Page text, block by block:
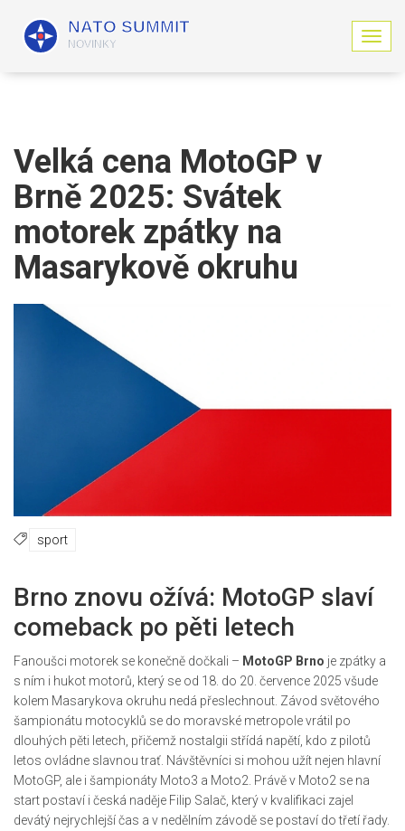
Z
o
Velká cena MotoGP v
Brně 2025: Svátek
motorek zpátky na
Masarykově okruhu
sport
Brno znovu ožívá: MotoGP slaví
comeback po pěti letech
Fanoušci motorek se konečně dočkali – MotoGP Brno je zpátky a
s ním i hukot motorů, který se od 18. do 20. července 2025 všude
kolem Masarykova okruhu nedá přeslechnout. Závod světového
šampionátu motocyklů se do moravské metropole vrátil po
dlouhých pěti letech, přičemž nostalgii střídá napětí, kdo z pilotů
letos ovládne slavnou trať. Návštěvníci si mohou užít nejen hlavní
MotoGP, ale i šampionáty Moto3 a Moto2. Právě v Moto2 se na
start postaví i česká naděje Filip Salač, který v kvalifikaci zajel
devátý nejrychlejší čas a v nedělním závodě se postaví do třetí řady.